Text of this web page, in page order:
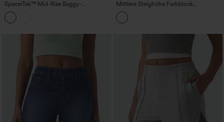
SpacerTek™ Mid-Rise Baggy-
Sweatshorts mit Kordelzug und
abgerundetem Saum – 2‑in‑1 Workout-
Shorts mit Taschen
Mittlere Steighöhe Farbblock
Reflektierende Taschen Gebogener
Saum 2-in-1 Wandershorts